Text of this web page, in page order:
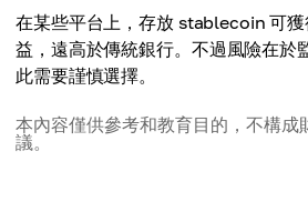
在某些平台上，存放 stablecoin 可
益，遠高於傳統銀行。不過風險在於
此需要謹慎選擇。
本內容僅供參考和教育目的，不構成
議。